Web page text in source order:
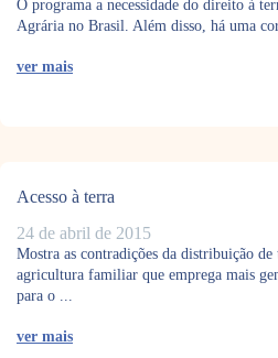
O programa a necessidade do direito à
Agrária no Brasil. Além disso, há uma
ver mais
Acesso à terra
24 de abril de 2015
Mostra as contradições da distribuição
agricultura familiar que emprega mais
para o ...
ver mais